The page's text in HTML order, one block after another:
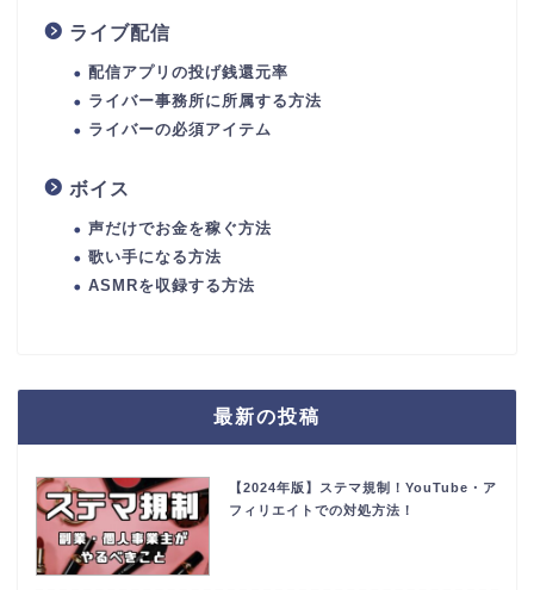
ライブ配信
配信アプリの投げ銭還元率
ライバー事務所に所属する方法
ライバーの必須アイテム
ボイス
声だけでお金を稼ぐ方法
歌い手になる方法
ASMRを収録する方法
最新の投稿
【2024年版】ステマ規制！YouTube・ア
フィリエイトでの対処方法！